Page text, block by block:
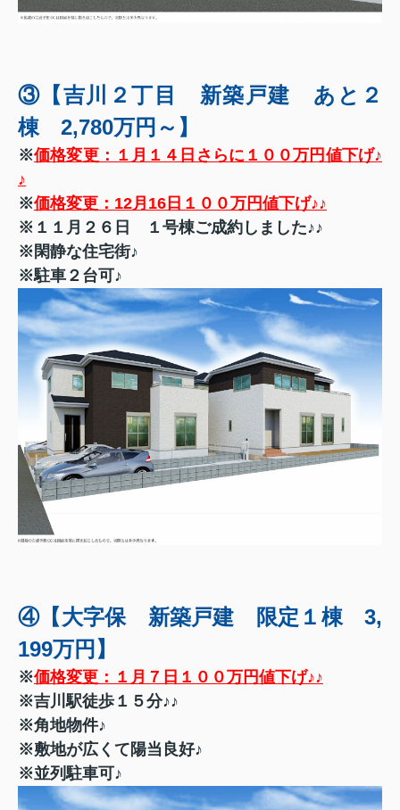
③【吉川２丁目 新築戸建 あと２
棟 2,780万円～】
※価格変更：１月１４日さらに１００万円値下げ♪
♪
※価格変更：12月16日１００万円値下げ♪♪
※１１月２６日 １号棟ご成約しました♪♪
※閑静な住宅街♪
※駐車２台可♪
④【大字保 新築戸建 限定１棟 3,
199万円】
※価格変更：１月７日１００万円値下げ♪♪
※吉川駅徒歩１５分♪♪
※角地物件♪
※敷地が広くて陽当良好♪
※並列駐車可♪